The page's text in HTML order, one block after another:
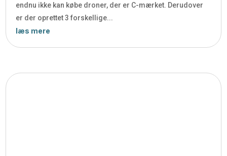
endnu ikke kan købe droner, der er C-mærket. Derudover
er der oprettet 3 forskellige...
læs mere